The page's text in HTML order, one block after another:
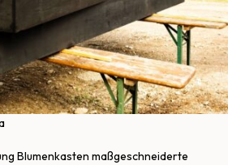
Blumenkasten maßgeschneiderte